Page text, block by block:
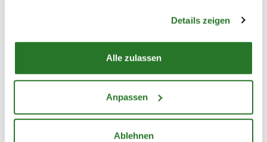
Details zeigen
Alle zulassen
Anpassen
Ablehnen
einer feuchtigkeitsspendenden Schutzwindel
versehen, damit sie während des Transports
nicht austrocknen.